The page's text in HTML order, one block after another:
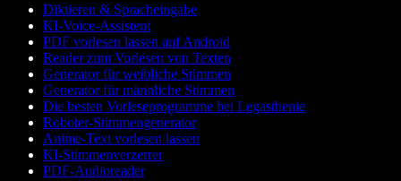
Diktieren & Spracheingabe
KI-Voice-Assistent
PDF vorlesen lassen auf Android
Reader zum Vorlesen von Texten
Generator für weibliche Stimmen
Generator für männliche Stimmen
Die besten Vorleseprogramme bei Legasthenie
Roboter-Stimmengenerator
Anime-Text vorlesen lassen
KI-Stimmenverzerrer
PDF-Audioreader